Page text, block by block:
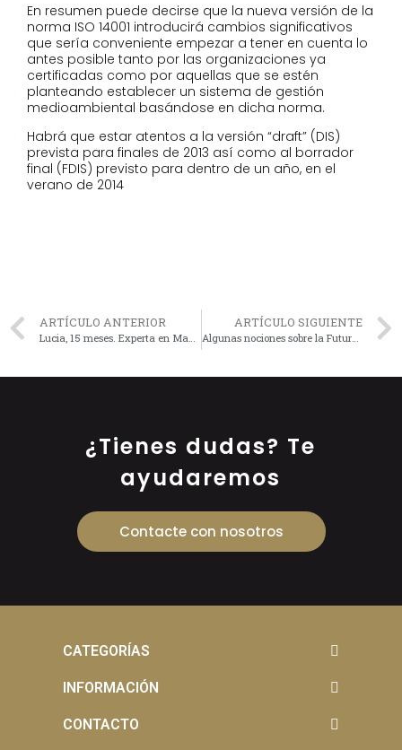
En resumen puede decirse que la nueva versión de la
norma ISO 14001 introducirá cambios significativos
que sería conveniente empezar a tener en cuenta lo
antes posible tanto por las organizaciones ya
certificadas como por aquellas que se estén
planteando establecer un sistema de gestión
medioambiental basándose en dicha norma.
Habrá que estar atentos a la versión “draft” (DIS)
prevista para finales de 2013 así como al borrador
final (FDIS) previsto para dentro de un año, en el
verano de 2014
ARTÍCULO ANTERIOR
Lucia, 15 meses. Experta en Manipulación Manual de Cargas
ARTÍCULO SIGUIENTE
Algunas nociones sobre la Futura ISO 9001:2015 (Parte I)
¿Tienes dudas? Te
ayudaremos
Contacte con nosotros
CATEGORÍAS
INFORMACIÓN
CONTACTO